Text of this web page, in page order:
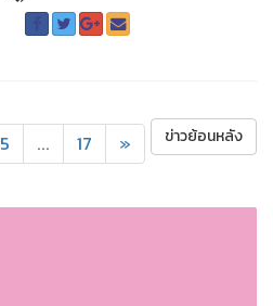
5 ... 17 » ข่าวย้อนหลัง